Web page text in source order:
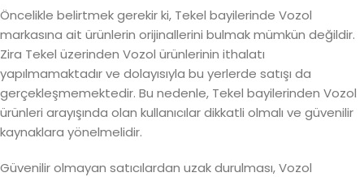
Öncelikle belirtmek gerekir ki, Tekel bayilerinde Vozol
markasına ait ürünlerin orijinallerini bulmak mümkün değildir.
Zira Tekel üzerinden Vozol ürünlerinin ithalatı
yapılmamaktadır ve dolayısıyla bu yerlerde satışı da
gerçekleşmemektedir. Bu nedenle, Tekel bayilerinden Vozol
ürünleri arayışında olan kullanıcılar dikkatli olmalı ve güvenilir
kaynaklara yönelmelidir.
Güvenilir olmayan satıcılardan uzak durulması, Vozol